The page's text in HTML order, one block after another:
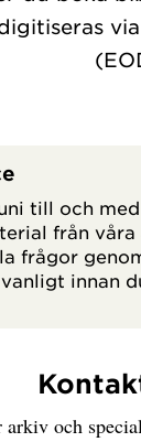
till och
från
frågor
innan
och